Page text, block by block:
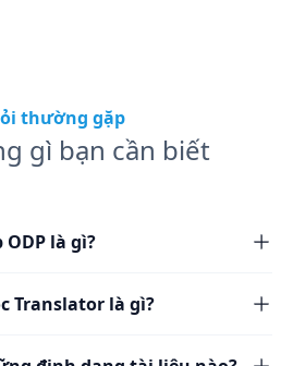
thường gặp
gì bạn cần biết
ODP là gì?
Translator là gì?